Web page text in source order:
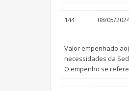
144 08/05/
Valor empenhado
necessidades da
O empenho se refere